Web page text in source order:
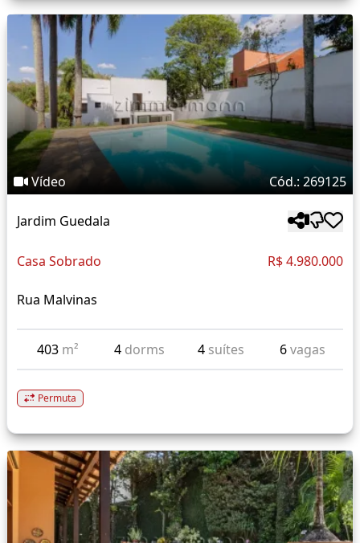
Vídeo Cód.: 269125
Jardim Guedala
Casa Sobrado R$ 4.980.000
Rua Malvinas
403 m² 4 dorms 4 suítes 6vagas
Permuta